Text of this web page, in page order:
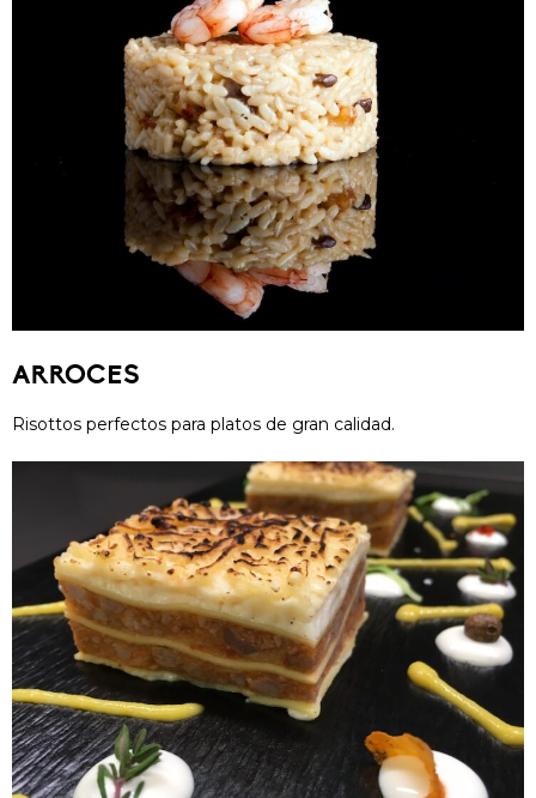
ARROCES
Risottos perfectos para platos de gran calidad.